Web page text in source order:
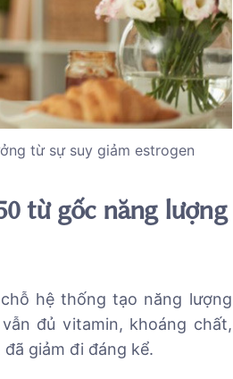
từ sự suy giảm estrogen
từ gốc năng lượng
hệ thống tạo năng lượng
đủ vitamin, khoáng chất,
giảm đi đáng kể.